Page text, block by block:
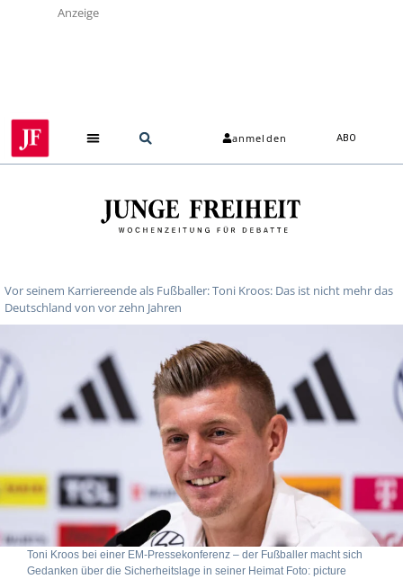
Anzeige
anmelden ABO
Vor seinem Karriereende als Fußballer: Toni Kroos: Das ist nicht mehr das
Deutschland von vor zehn Jahren
Toni Kroos bei einer EM-Pressekonferenz – der Fußballer macht sich
Gedanken über die Sicherheitslage in seiner Heimat Foto: picture